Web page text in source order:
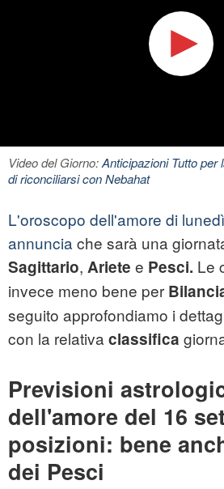
Video del Giorno:Anticipazioni Tutto per
di riconciliarsi con Nebahat
L'oroscopo dell'amore di
annuncia che sarà una
Sagittario, Ariete e Pesci. Le
invece meno bene per
seguito approfondiamo i
con la relativa classifica
Previsioni
dell'amore del 16
posizioni: bene
dei Pesci